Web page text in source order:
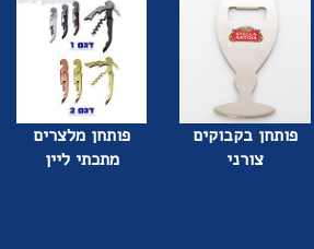
פותחן בקבוקים
צורני
פותחן מלצרים
מתכתי ליין